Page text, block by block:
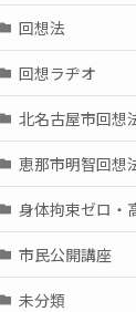
回想法
回想ラヂオ
北名古屋市回想
恵那市明智回想
身体拘束ゼロ・
市民公開講座
未分類